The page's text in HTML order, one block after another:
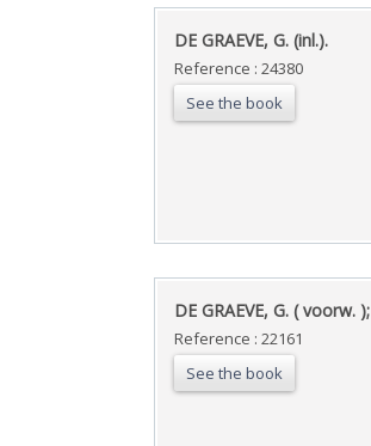
‎DE GRAEVE, G. (inl.).‎
Reference : 24380
See the book
‎DE GRAEVE, G. ( voorw. );‎
Reference : 22161
See the book